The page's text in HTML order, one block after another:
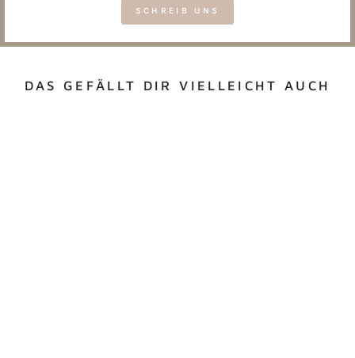
SCHREIB UNS
DAS GEFÄLLT DIR VIELLEICHT AUCH